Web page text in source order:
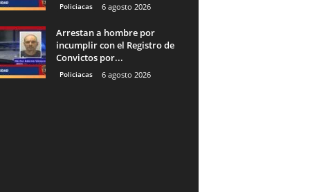
Policiacas 6 agosto 2026
Arrestan a hombre por
incumplir con el Registro de
Convictos por...
Policiacas 6 agosto 2026